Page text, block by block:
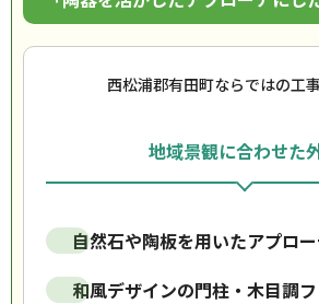
西松浦郡有田町ならではの工
地域景観に合わせた
自然石や陶板を用いたアプロ
和風デザインの門柱・木目調